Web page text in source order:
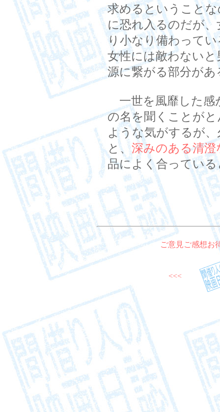
求めるということ
に恐れ入るのだが
り小なり備わって
女性には敵わない
源に繋がる部分が
一世を風靡した感
の名を聞くことが
ような気がするが
と、 深みのある清澄
品によく合ってい
ご意見ご感想お
<<<